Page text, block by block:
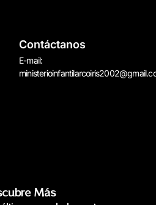
Contáctanos
E-mail:
Más